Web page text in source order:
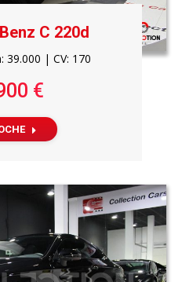
C 220d
39.000 | CV: 170
€